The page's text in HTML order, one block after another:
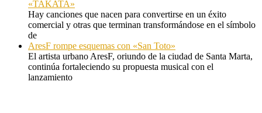
«TAKATA»
Hay canciones que nacen para convertirse en un éxito
comercial y otras que terminan transformándose en el símbolo
de
AresF rompe esquemas con «San Toto»
El artista urbano AresF, oriundo de la ciudad de Santa Marta,
continúa fortaleciendo su propuesta musical con el
lanzamiento